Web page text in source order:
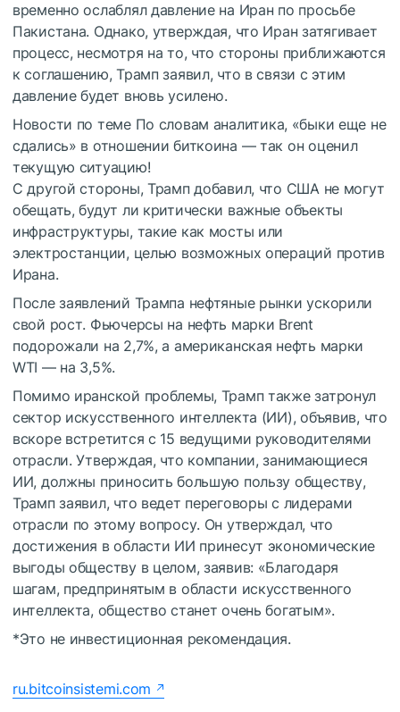
временно ослаблял давление на Иран по просьбе
Пакистана. Однако, утверждая, что Иран затягивает
процесс, несмотря на то, что стороны приближаются
к соглашению, Трамп заявил, что в связи с этим
давление будет вновь усилено.
Новости по теме По словам аналитика, «быки еще не
сдались» в отношении биткоина — так он оценил
текущую ситуацию!
С другой стороны, Трамп добавил, что США не могут
обещать, будут ли критически важные объекты
инфраструктуры, такие как мосты или
электростанции, целью возможных операций против
Ирана.
После заявлений Трампа нефтяные рынки ускорили
свой рост. Фьючерсы на нефть марки Brent
подорожали на 2,7%, а американская нефть марки
WTI — на 3,5%.
Помимо иранской проблемы, Трамп также затронул
сектор искусственного интеллекта (ИИ), объявив, что
вскоре встретится с 15 ведущими руководителями
отрасли. Утверждая, что компании, занимающиеся
ИИ, должны приносить большую пользу обществу,
Трамп заявил, что ведет переговоры с лидерами
отрасли по этому вопросу. Он утверждал, что
достижения в области ИИ принесут экономические
выгоды обществу в целом, заявив: «Благодаря
шагам, предпринятым в области искусственного
интеллекта, общество станет очень богатым».
*Это не инвестиционная рекомендация.
ru.bitcoinsistemi.com